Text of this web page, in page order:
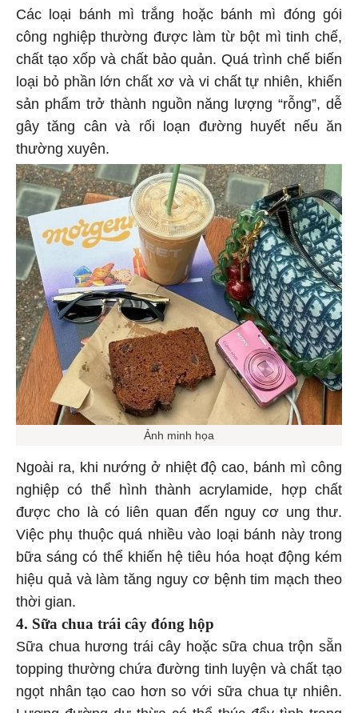
Các loại bánh mì trắng hoặc bánh mì đóng gói
công nghiệp thường được làm từ bột mì tinh chế,
chất tạo xốp và chất bảo quản. Quá trình chế biến
loại bỏ phần lớn chất xơ và vi chất tự nhiên, khiến
sản phẩm trở thành nguồn năng lượng “rỗng”, dễ
gây tăng cân và rối loạn đường huyết nếu ăn
thường xuyên.
Ảnh minh họa
Ngoài ra, khi nướng ở nhiệt độ cao, bánh mì công
nghiệp có thể hình thành acrylamide, hợp chất
được cho là có liên quan đến nguy cơ ung thư.
Việc phụ thuộc quá nhiều vào loại bánh này trong
bữa sáng có thể khiến hệ tiêu hóa hoạt động kém
hiệu quả và làm tăng nguy cơ bệnh tim mạch theo
thời gian.
4. Sữa chua trái cây đóng hộp
Sữa chua hương trái cây hoặc sữa chua trộn sẵn
topping thường chứa đường tinh luyện và chất tạo
ngọt nhân tạo cao hơn so với sữa chua tự nhiên.